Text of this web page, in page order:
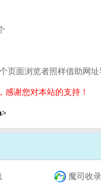
面浏览者照样借助网址
谢您对本站的支持！
魔司收